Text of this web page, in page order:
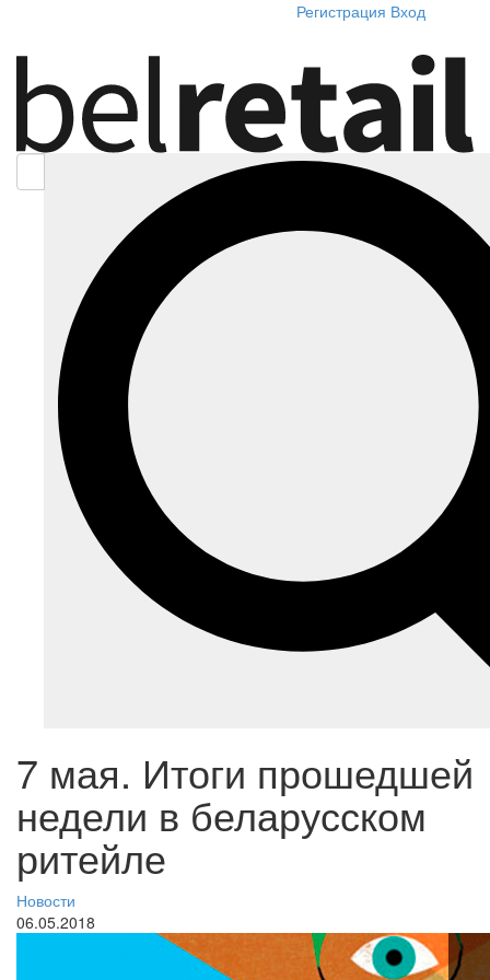
Регистрация Вход
7 мая. Итоги прошедшей
недели в беларусском
ритейле
Новости
06.05.2018